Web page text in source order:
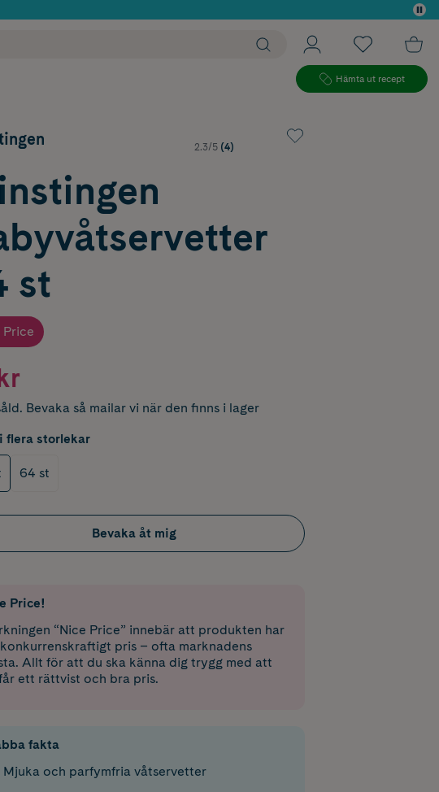
Hämta ut recept
2.3/5 (4)
st
Price
Bevaka så mailar vi när den finns i lager
flera storlekar
64 st
Bevaka åt mig
Price!
“Nice Price” innebär att produkten har
pris – ofta marknadens
Allt för att du ska känna dig trygg med att
ett rättvist och bra pris.
fakta
Mjuka och parfymfria våtservetter